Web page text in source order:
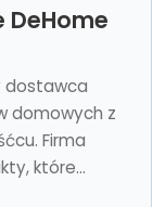
dostawca
domowych z
Firma
które...